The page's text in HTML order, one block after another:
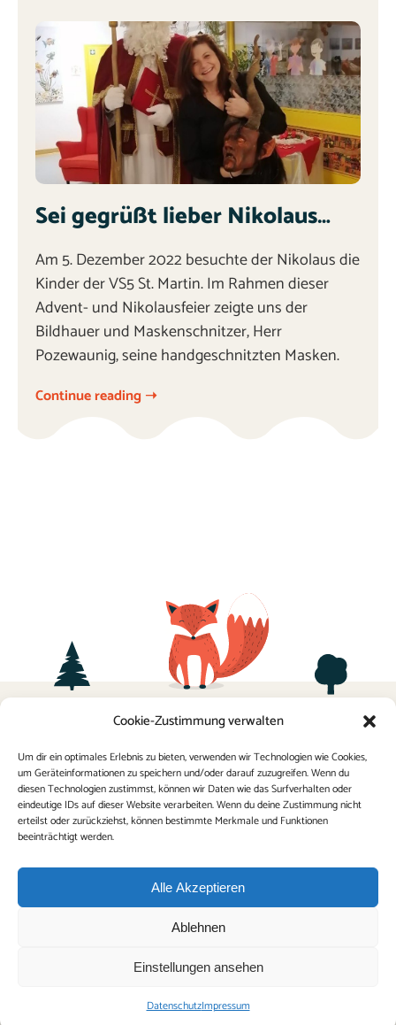
Cookie-Zustimmung verwalten
Um dir ein optimales Erlebnis zu bieten, verwenden wir Technologien wie Cookies,
um Geräteinformationen zu speichern und/oder darauf zuzugreifen. Wenn du
diesen Technologien zustimmst, können wir Daten wie das Surfverhalten oder
eindeutige IDs auf dieser Website verarbeiten. Wenn du deine Zustimmung nicht
erteilst oder zurückziehst, können bestimmte Merkmale und Funktionen
beeinträchtigt werden.
Alle Akzeptieren
Ablehnen
Einstellungen ansehen
DatenschutzImpressum
Sei gegrüßt lieber Nikolaus…
Am 5. Dezember 2022 besuchte der Nikolaus die
Kinder der VS5 St. Martin. Im Rahmen dieser
Advent- und Nikolausfeier zeigte uns der
Bildhauer und Maskenschnitzer, Herr
Pozewaunig, seine handgeschnitzten Masken.
Continue reading ➝
Kontakt
Impressum
Datenschutz
Schulordnung
Termine
Sponsoring
Elternverein
© 2023 VS5 St. Martin/Villach